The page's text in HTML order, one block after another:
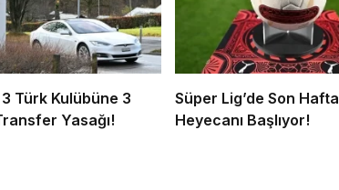
3 Türk Kulübüne 3
Yasağı!
Süper Lig’de Son Hafta
Heyecanı Başlıyor!